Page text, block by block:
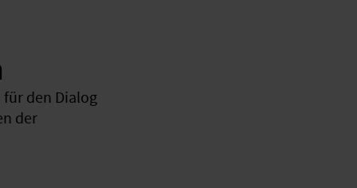
den Dialog
der